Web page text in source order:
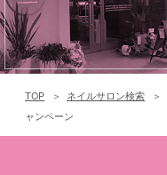
TOP ネイルサロン検索
ャンペーン